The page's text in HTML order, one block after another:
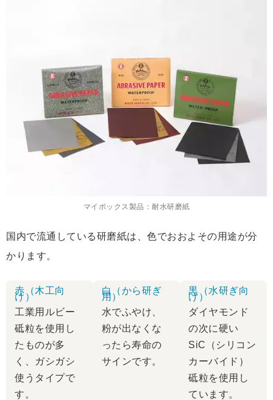
マイポックス製品：耐水研磨紙
国内で流通している研磨紙は、色でおおよその用途が分
かります。
赤（木工向
け）
工業用ルビー
砥粒を使用し
たものが多
く、ガシガシ
使うタイプで
す。
白（から研ぎ
用）
水でふやけ、
粉が出なくな
ったら寿命の
サインです。
黒（水研ぎ向
け）
ダイヤモンド
の次に硬い
SiC（シリコン
カーバイド）
砥粒を使用し
ています。